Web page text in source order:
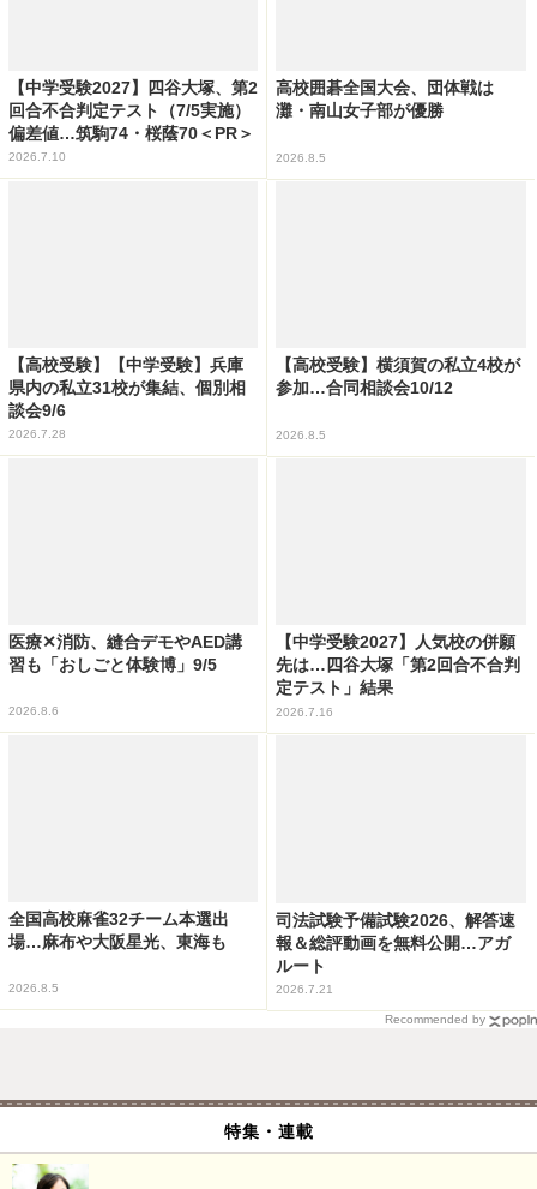
【中学受験2027】四谷大塚、第2
回合不合判定テスト（7/5実施）
偏差値…筑駒74・桜蔭70＜PR＞
2026.7.10
高校囲碁全国大会、団体戦は
灘・南山女子部が優勝
2026.8.5
【高校受験】【中学受験】兵庫
県内の私立31校が集結、個別相
談会9/6
2026.7.28
【高校受験】横須賀の私立4校が
参加…合同相談会10/12
2026.8.5
医療✕消防、縫合デモやAED講
習も「おしごと体験博」9/5
2026.8.6
【中学受験2027】人気校の併願
先は…四谷大塚「第2回合不合判
定テスト」結果
2026.7.16
全国高校麻雀32チーム本選出
場…麻布や大阪星光、東海も
2026.8.5
司法試験予備試験2026、解答速
報＆総評動画を無料公開…アガ
ルート
2026.7.21
Recommended by
特集・連載